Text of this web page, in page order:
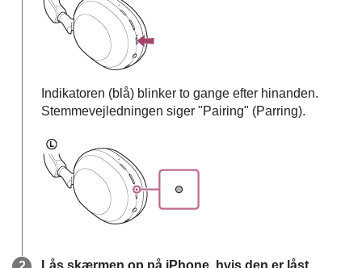
Indikatoren (blå) blinker to gange efter hinanden.
Stemmevejledningen siger "Pairing" (Parring).
Lås skærmen op på iPhone, hvis den er låst.